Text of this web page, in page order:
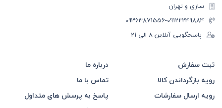
ساری و تهران
09122249884
-09363871556
پاسخگویی آنلاین 8 الی 21
ثبت سفارش
درباره ما
رویه بازگرداندن کالا
تماس با ما
رویه ارسال سفارشات
پاسخ به پرسش های متداول